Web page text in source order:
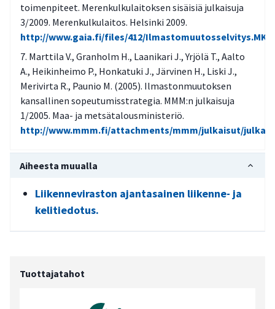
toimenpiteet. Merenkulkulaitoksen sisäisiä julkaisuja
3/2009. Merenkulkulaitos. Helsinki 2009.
http://www.gaia.fi/files/412/
Marttila V., Granholm H., Laanikari J., Yrjölä T., Aalto
A., Heikinheimo P., Honkatuki J., Järvinen H., Liski J.,
Merivirta R., Paunio M. (2005). Ilmastonmuutoksen
kansallinen sopeutumisstrategia. MMM:n julkaisuja
1/2005. Maa- ja metsätalousministeriö.
http://www.mmm.fi/attachments/mmm/julkaisut/
Aiheesta muualla
Liikenneviraston ajantasainen liikenne- ja
kelitiedotus.
Tuottajatahot